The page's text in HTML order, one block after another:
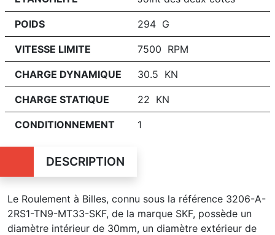
POIDS 294 G
VITESSE LIMITE 7500 RPM
CHARGE DYNAMIQUE 30.5 KN
CHARGE STATIQUE 22 KN
CONDITIONNEMENT 1
DESCRIPTION
Le Roulement à Billes, connu sous la référence 3206-A-
2RS1-TN9-MT33-SKF, de la marque SKF, possède un
diamètre intérieur de 30mm, un diamètre extérieur de